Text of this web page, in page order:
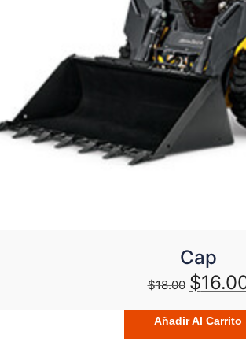
Cap
$18.00 $
Añadir Al Carrito